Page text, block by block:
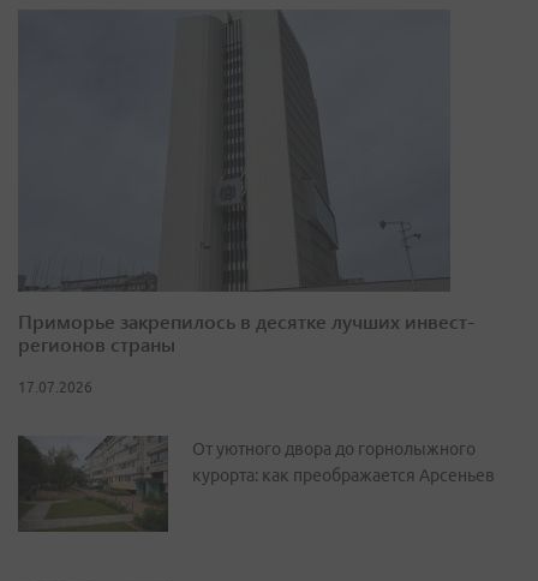
Приморье закрепилось в десятке лучших инвест-
регионов страны
17.07.2026
От уютного двора до горнолыжного
курорта: как преображается Арсеньев